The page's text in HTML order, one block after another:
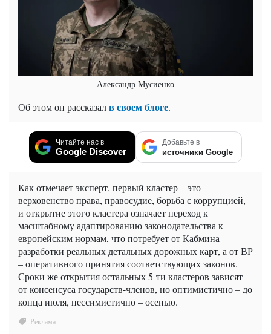
Александр Мусиенко
Об этом он рассказалв своем блоге.
Читайте нас в
Google Discover
Добавьте в
источники Google
Как отмечает эксперт, первый кластер – это
верховенство права, правосудие, борьба с коррупцией,
и открытие этого кластера означает переход к
масштабному адаптированию законодательства к
европейским нормам, что потребует от Кабмина
разработки реальных детальных дорожных карт, а от ВР
– оперативного принятия соответствующих законов.
Сроки же открытия остальных 5-ти кластеров зависят
от консенсуса государств-членов, но оптимистично – до
конца июля, пессимистично – осенью.